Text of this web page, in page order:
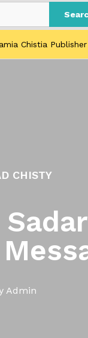
Chistia Publisher
CHISTY
Admin